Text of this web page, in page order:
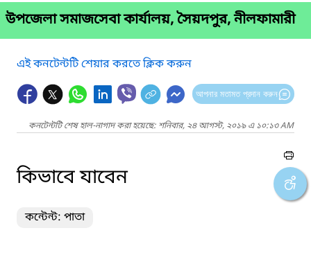
উপজেলা সমাজসেবা কার্যালয়, সৈয়দপুর, নীলফামারী
এই কনটেন্টটি শেয়ার করতে ক্লিক করুন
আপনার মতামত প্রদান করুন
কনটেন্টটি শেষ হাল-নাগাদ করা হয়েছে: শনিবার, ২৪ আগস্ট, ২০১৯ এ ১০:১৩ AM
কিভাবে যাবেন
কন্টেন্ট: পাতা